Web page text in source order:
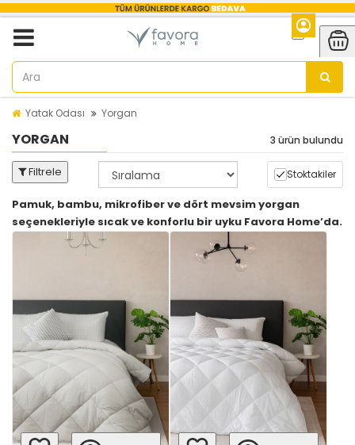
Yatak Odası Yorgan
YORGAN 3 ürün bulundu
Filtrele Stoktakiler
Pamuk, bambu, mikrofiber ve dört mevsim yorgan
seçenekleriyle sıcak ve konforlu bir uyku Favora Home’da.